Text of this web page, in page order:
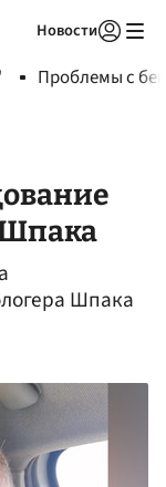
Новости
Проблемы с
Шпака
Шпака